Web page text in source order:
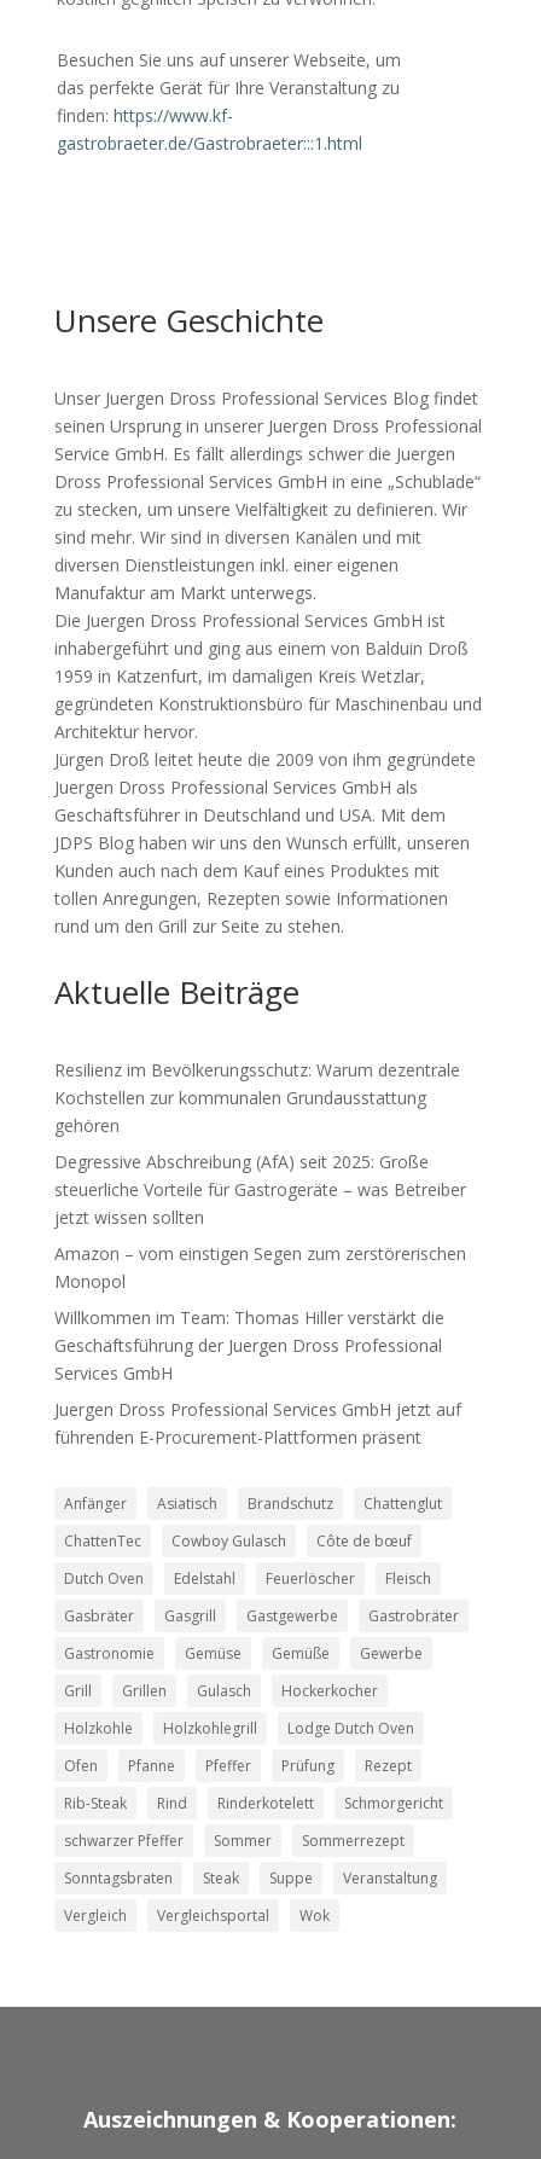
Besuchen Sie uns auf unserer Webseite, um
das perfekte Gerät für Ihre Veranstaltung zu
finden: https://www.kf-
gastrobraeter.de/Gastrobraeter:::1.html
Unsere Geschichte
Unser Juergen Dross Professional Services Blog findet
seinen Ursprung in unserer Juergen Dross Professional
Service GmbH. Es fällt allerdings schwer die Juergen
Dross Professional Services GmbH in eine „Schublade“
zu stecken, um unsere Vielfältigkeit zu definieren. Wir
sind mehr. Wir sind in diversen Kanälen und mit
diversen Dienstleistungen inkl. einer eigenen
Manufaktur am Markt unterwegs.
Die Juergen Dross Professional Services GmbH ist
inhabergeführt und ging aus einem von Balduin Droß
1959 in Katzenfurt, im damaligen Kreis Wetzlar,
gegründeten Konstruktionsbüro für Maschinenbau und
Architektur hervor.
Jürgen Droß leitet heute die 2009 von ihm gegründete
Juergen Dross Professional Services GmbH als
Geschäftsführer in Deutschland und USA. Mit dem
JDPS Blog haben wir uns den Wunsch erfüllt, unseren
Kunden auch nach dem Kauf eines Produktes mit
tollen Anregungen, Rezepten sowie Informationen
rund um den Grill zur Seite zu stehen.
Aktuelle Beiträge
Resilienz im Bevölkerungsschutz: Warum dezentrale
Kochstellen zur kommunalen Grundausstattung
gehören
Degressive Abschreibung (AfA) seit 2025: Große
steuerliche Vorteile für Gastrogeräte – was Betreiber
jetzt wissen sollten
Amazon – vom einstigen Segen zum zerstörerischen
Monopol
Willkommen im Team: Thomas Hiller verstärkt die
Geschäftsführung der Juergen Dross Professional
Services GmbH
Juergen Dross Professional Services GmbH jetzt auf
führenden E-Procurement-Plattformen präsent
Anfänger Asiatisch Brandschutz
Chattenglut
ChattenTec
Cowboy Gulasch
Côte de bœuf
Dutch Oven
Edelstahl Feuerlöscher
Fleisch
Gasbräter
Gasgrill Gastgewerbe
Gastrobräter
Gastronomie
Gemüse Gemüße
Gewerbe
Grill
Grillen Gulasch
Hockerkocher
Holzkohle
Holzkohlegrill
Lodge Dutch Oven
Ofen
Pfanne Pfeffer Prüfung
Rezept
Rib-Steak
Rind Rinderkotelett
Schmorgericht
schwarzer Pfeffer
Sommer
Sommerrezept
Sonntagsbraten
Steak Suppe
Veranstaltung
Vergleich
Vergleichsportal Wok
Auszeichnungen & Kooperationen: